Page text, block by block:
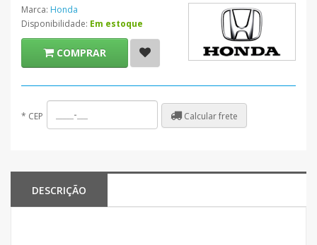
Marca: Honda
Disponibilidade: Em estoque
COMPRAR
* CEP Calcular frete
DESCRIÇÃO